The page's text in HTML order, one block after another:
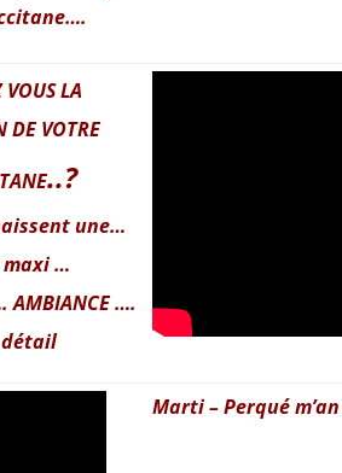
VOUS LA
DE VOTRE
..?
une…
maxi …
AMBIANCE ….
détail
Marti – Perqué